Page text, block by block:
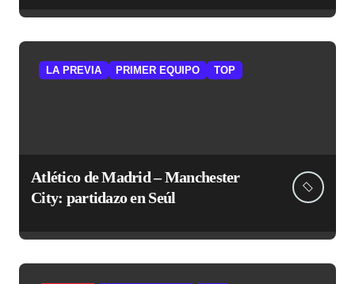
LA PREVIA PRIMER EQUIPO TOP
Atlético de Madrid – Manchester
City: partidazo en Seúl